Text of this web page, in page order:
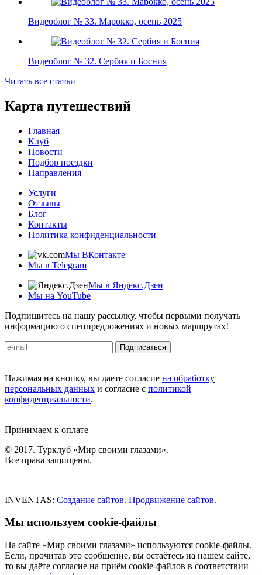
Видеоблог № 33. Марокко, осень 2025
Видеоблог № 32. Сербия и Босния
Читать все статьи
Карта путешествий
Главная
Клуб
Новости
Подбор поездки
Направления
Услуги
Отзывы
Блог
Контакты
Политика конфиденциальности
Мы ВКонтакте
Мы в Telegram
Мы в Яндекс.Дзен
Мы на YouTube
Подпишитесь на нашу рассылку, чтобы первыми получать
информацию о спецпредложениях и новых маршрутах!
Подписаться
Нажимая на кнопку, вы даете согласие на обработку
персональных данных и согласие с политикой
конфиденциальности.
Принимаем к оплате
© 2017. Турклуб «Мир своими глазами».
Все права защищены.
INVENTAS: Создание сайтов. Продвижение сайтов.
Мы используем cookie-файлы
На сайте «Мир своими глазами» используются cookie-файлы.
Если, прочитав это сообщение, вы остаётесь на нашем сайте,
то вы даёте согласие на приём cookie-файлов в соответствии